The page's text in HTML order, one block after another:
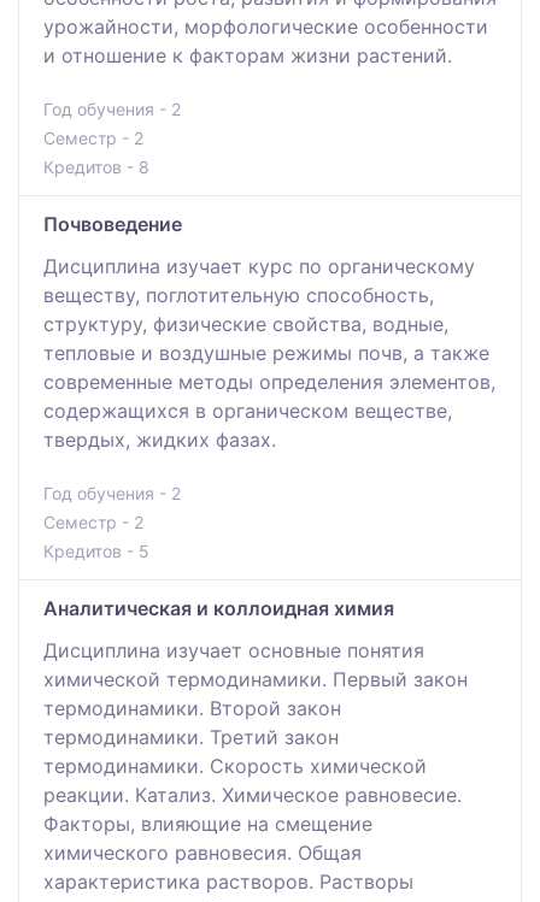
урожайности, морфологические особенности
и отношение к факторам жизни растений.
Год обучения - 2
Семестр - 2
Кредитов - 8
Почвоведение
Дисциплина изучает курс по органическому
веществу, поглотительную способность,
структуру, физические свойства, водные,
тепловые и воздушные режимы почв, а также
современные методы определения элементов,
содержащихся в органическом веществе,
твердых, жидких фазах.
Год обучения - 2
Семестр - 2
Кредитов - 5
Аналитическая и коллоидная химия
Дисциплина изучает основные понятия
химической термодинамики. Первый закон
термодинамики. Второй закон
термодинамики. Третий закон
термодинамики. Скорость химической
реакции. Катализ. Химическое равновесие.
Факторы, влияющие на смещение
химического равновесия. Общая
характеристика растворов. Растворы